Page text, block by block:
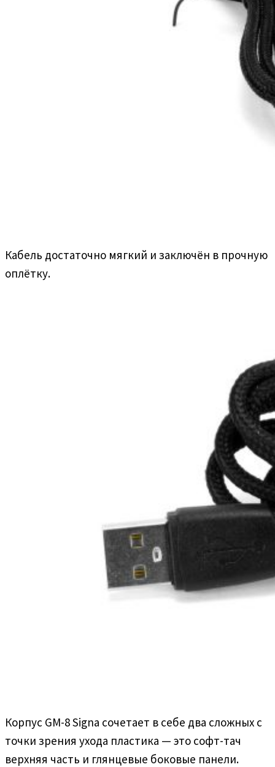
Кабель достаточно мягкий и заключён в прочную
оплётку.
Корпус GM-8 Signa сочетает в себе два сложных с
точки зрения ухода пластика — это софт-тач
верхняя часть и глянцевые боковые панели.